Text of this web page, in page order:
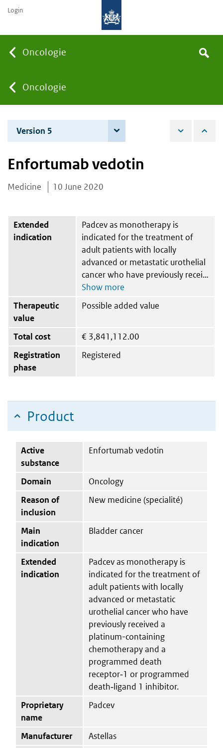
Oncologie
You
are
here:
Oncologie
the
Search
Login
Version 5
Enfortumab vedotin
Medicine 10 June 2020
Extended
indication
Padcev as monotherapy is
indicated for the treatment of
adult patients with locally
advanced or metastatic urothelial
cancer who have previously recei
Therapeutic
value
Possible added value
Total cost € 3,841,112.00
Registration
phase
Registered
Product
Active
substance
Enfortumab vedotin
Domain
Oncology
Reason of
inclusion
New medicine (specialité)
Main
indication
Bladder cancer
Extended
indication
Padcev as monotherapy is
indicated for the treatment of
adult patients with locally
advanced or metastatic
urothelial cancer who have
previously received a
platinum-containing
chemotherapy and a
programmed death
receptor‑1 or programmed
death‑ligand 1 inhibitor.
Proprietary
name
Padcev
Manufacturer
Astellas